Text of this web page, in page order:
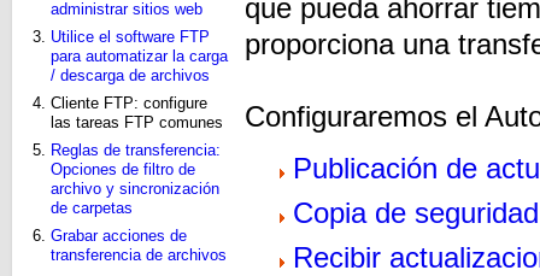
administrar sitios web
Utilice el software FTP
para automatizar la carga
/ descarga de archivos
Cliente FTP: configure
las tareas FTP comunes
Reglas de transferencia:
Opciones de filtro de
archivo y sincronización
de carpetas
Grabar acciones de
transferencia de archivos
que pueda ahorrar
proporciona una
Configuraremos el
Publicación de
Copia de
Recibir